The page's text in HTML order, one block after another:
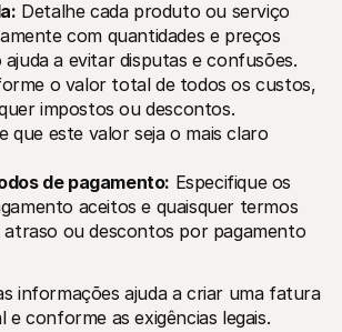
Detalhe cada produto ou serviço
com quantidades e preços
ajuda a evitar disputas e confusões.
o valor total de todos os custos,
impostos ou descontos.
que este valor seja o mais claro
de pagamento: Especifique os
aceitos e quaisquer termos
atraso ou descontos por pagamento
informações ajuda a criar uma fatura
e conforme as exigências legais.